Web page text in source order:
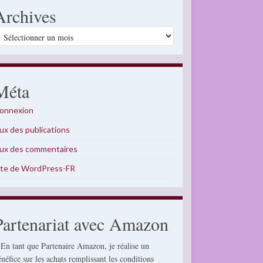
des publications
des commentaires
de WordPress-FR
avec Amazon
tant que Partenaire Amazon, je réalise un
sur les achats remplissant les conditions